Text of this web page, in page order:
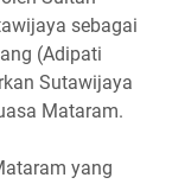
sebagai
(Adipati
Sutawijaya
Mataram.
yang